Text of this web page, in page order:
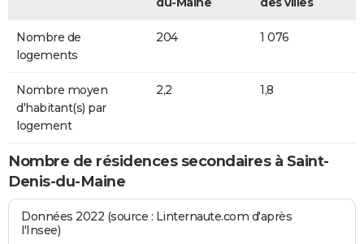
Nombre de
logements
204 1 076
Nombre moyen
d'habitant(s) par
logement
2,2 1,8
Nombre de résidences secondaires à Saint-
Denis-du-Maine
Données 2022 (source : Linternaute.com d'après
l'Insee)